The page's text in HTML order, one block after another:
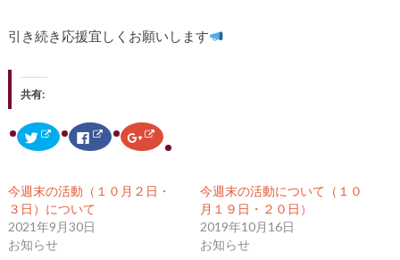
引き続き応援宜しくお願いします
共有:
ク
ッ
て
T
w
i
t
t
e
F
c
o
o
k
で
共
ク
ッ
て
G
今週末の活動（１０月２日・
３日）について
2021年9月30日
お知らせ
今週末の活動について（１０
月１９日・２０日）
2019年10月16日
お知らせ